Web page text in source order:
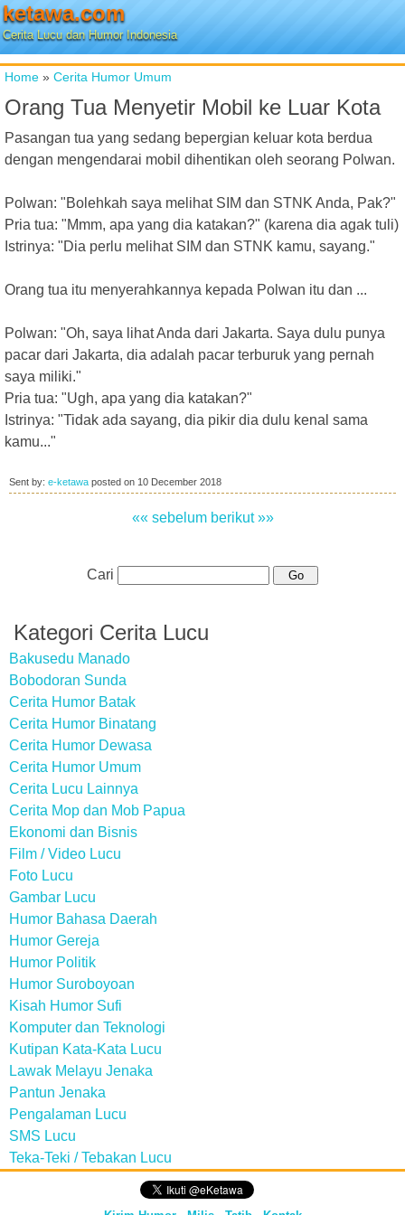
ketawa.com
Cerita Lucu dan Humor Indonesia
Home » Cerita Humor Umum
Orang Tua Menyetir Mobil ke Luar Kota
Pasangan tua yang sedang bepergian keluar kota berdua
dengan mengendarai mobil dihentikan oleh seorang Polwan.
Polwan: "Bolehkah saya melihat SIM dan STNK Anda, Pak?"
Pria tua: "Mmm, apa yang dia katakan?" (karena dia agak tuli)
Istrinya: "Dia perlu melihat SIM dan STNK kamu, sayang."
Orang tua itu menyerahkannya kepada Polwan itu dan ...
Polwan: "Oh, saya lihat Anda dari Jakarta. Saya dulu punya
pacar dari Jakarta, dia adalah pacar terburuk yang pernah
saya miliki."
Pria tua: "Ugh, apa yang dia katakan?"
Istrinya: "Tidak ada sayang, dia pikir dia dulu kenal sama
kamu..."
Sent by: e-ketawa posted on 10 December 2018
«« sebelum berikut »»
Cari
Kategori Cerita Lucu
Bakusedu Manado
Bobodoran Sunda
Cerita Humor Batak
Cerita Humor Binatang
Cerita Humor Dewasa
Cerita Humor Umum
Cerita Lucu Lainnya
Cerita Mop dan Mob Papua
Ekonomi dan Bisnis
Film / Video Lucu
Foto Lucu
Gambar Lucu
Humor Bahasa Daerah
Humor Gereja
Humor Politik
Humor Suroboyoan
Kisah Humor Sufi
Komputer dan Teknologi
Kutipan Kata-Kata Lucu
Lawak Melayu Jenaka
Pantun Jenaka
Pengalaman Lucu
SMS Lucu
Teka-Teki / Tebakan Lucu